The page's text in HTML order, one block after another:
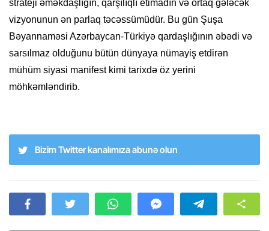
strateji əməkdaşlığın, qarşılıqlı etimadın və ortaq gələcək
vizyonunun ən parlaq təcəssümüdür. Bu gün Şuşa
Bəyannaməsi Azərbaycan-Türkiyə qardaşlığının əbədi və
sarsılmaz olduğunu bütün dünyaya nümayiş etdirən
mühüm siyasi manifest kimi tarixdə öz yerini
möhkəmləndirib.
Bizim Twitter kanalımıza abunə olun